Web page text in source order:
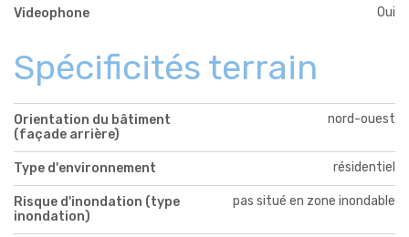
Videophone Oui
Spécificités terrain
Orientation du bâtiment
(façade arrière)
nord-ouest
Type d'environnement résidentiel
Risque d'inondation (type
inondation)
pas situé en zone inondable